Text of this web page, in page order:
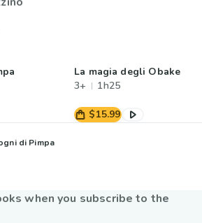
La magia degli Obake
3+
1h25
$15.99
di Pimpa
when you subscribe to the